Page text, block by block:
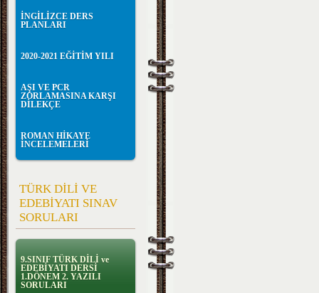
İNGİLİZCE DERS
PLANLARI
2020-2021 EĞİTİM YILI
AŞI VE PCR
ZORLAMASINA KARŞI
DİLEKÇE
ROMAN HİKAYE
İNCELEMELERİ
TÜRK DİLİ VE
EDEBİYATI SINAV
SORULARI
9.SINIF TÜRK DİLİ ve
EDEBİYATI DERSİ
1.DÖNEM 2. YAZILI
SORULARI